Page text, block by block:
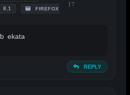
8.1
FIREFOX
17
ekata
REPLY